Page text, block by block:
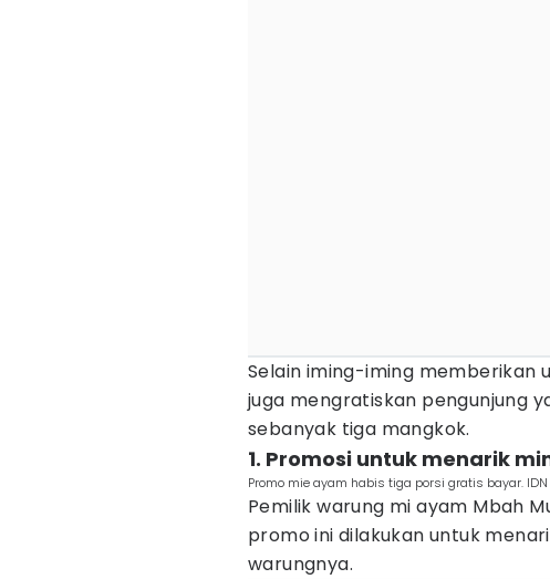
Selain iming-iming memberikan
juga mengratiskan pengunjung
sebanyak tiga mangkok.
1. Promosi untuk menarik
Promo mie ayam habis tiga porsi gratis bayar.
Pemilik warung mi ayam Mbah
promo ini dilakukan untuk
warungnya.